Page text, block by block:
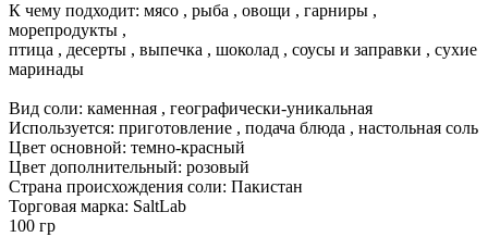
К чему подходит: мясо , рыба , овощи , гарниры ,
морепродукты ,
птица , десерты , выпечка , шоколад , соусы и заправки , сухие
маринады
Вид соли: каменная , географически-уникальная
Используется: приготовление , подача блюда , настольная соль
Цвет основной: темно-красный
Цвет дополнительный: розовый
Страна происхождения соли: Пакистан
Торговая марка: SaltLab
100 гр